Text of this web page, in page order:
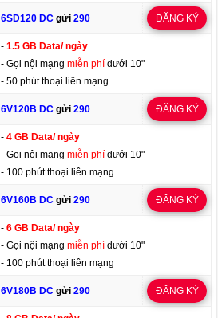
6SD120 DCgửi 290 ĐĂNG KÝ
-1.5 GB Data/ ngày
- Gọi nội mạngmiễn phídưới 10"
- 50 phút thoại liên mạng
6V120B DCgửi 290 ĐĂNG KÝ
-4 GB Data/ ngày
- Gọi nội mạngmiễn phídưới 10"
- 100 phút thoại liên mạng
6V160B DCgửi 290 ĐĂNG KÝ
-6 GB Data/ ngày
- Gọi nội mạngmiễn phídưới 10"
- 100 phút thoại liên mạng
6V180B DCgửi 290 ĐĂNG KÝ